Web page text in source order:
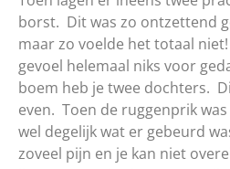
borst. Dit was zo ontzettend
maar zo voelde het totaal
gevoel helemaal niks voor
boem heb je twee dochters.
even. Toen de ruggenprik
wel degelijk wat er gebeurd
zoveel pijn en je kan niet